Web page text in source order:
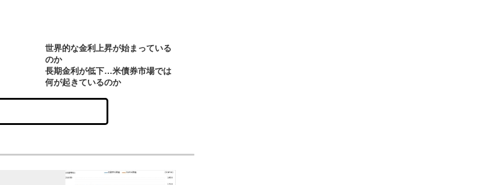
世界的な金利上昇が始まっている
のか
長期金利が低下…米債券市場では
何が起きているのか